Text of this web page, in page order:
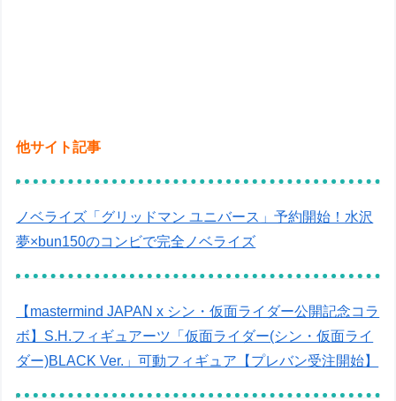
他サイト記事
ノベライズ「グリッドマン ユニバース」予約開始！水沢
夢×bun150のコンビで完全ノベライズ
【mastermind JAPAN x シン・仮面ライダー公開記念コラ
ボ】S.H.フィギュアーツ「仮面ライダー(シン・仮面ライ
ダー)BLACK Ver.」可動フィギュア【プレバン受注開始】